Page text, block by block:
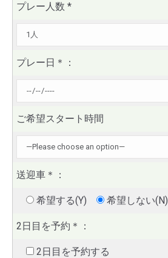
プレー人数 *
プレー日 ＊ ：
ご希望スタート時間
送迎車 ＊ ：
希望する(Y) 希望しない(N)
2日目を予約 ＊ ：
2日目を予約する